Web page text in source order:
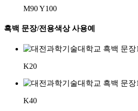
M90 Y100
흑백 문장/전용색상 사용예
K20
K40